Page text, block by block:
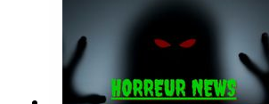
podcasts...Instagram :
horreurnewspodcastFacebook :
NewsYouTube : Horreur news
soutenir via Tipeee : https://
news-podcast/Bonne écoute